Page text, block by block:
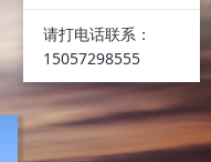
请打电话联系：
15057298555